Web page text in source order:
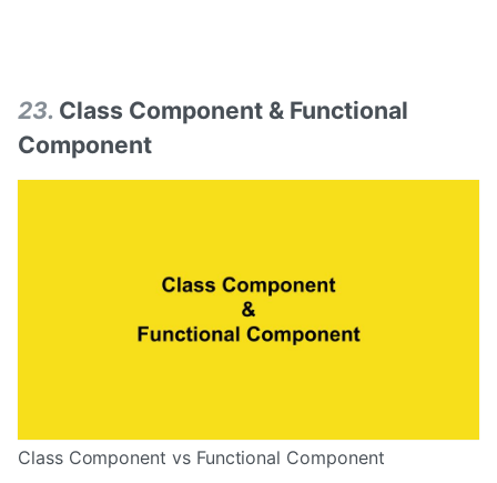
23. Class Component & Functional
Component
Class Component vs Functional Component